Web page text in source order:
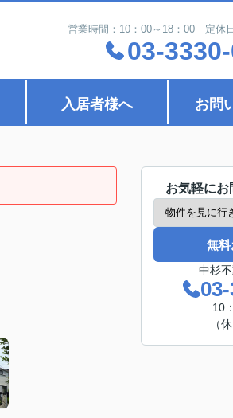
営業時間：10：00～18：00 定休
03-
入居者様へ お問
お気軽に
無
中杉
10
（